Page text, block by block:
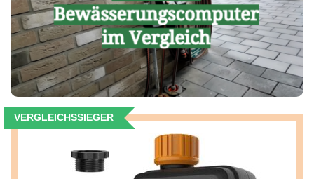
VERGLEICHSSIEGER